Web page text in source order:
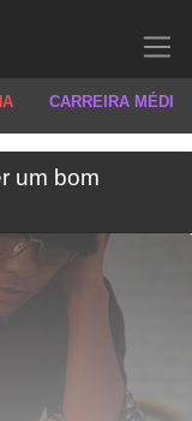
CARREIRA
um bom